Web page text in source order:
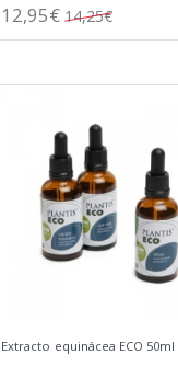
12,95€ 14,25€
Extracto equinácea ECO 50ml